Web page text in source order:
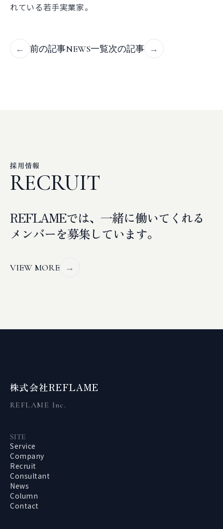
れている若手実業家。
← 前の記事NEWS一覧次の記事 →
採用情報
RECRUIT
REFLAMEでは、一緒に働いてくれる
メンバーを募集しています。
VIEW MORE →
株式会社REFLAME
REFLAME Inc.
SITE
Service
Company
Recruit
Consultant
News
Column
Contact